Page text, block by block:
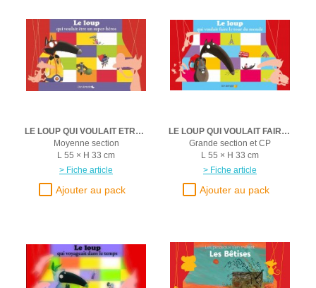
LE LOUP QUI VOULAIT ETRE UN SUPER HEROS
Moyenne section
L 55 × H 33 cm
> Fiche article
LE LOUP QUI VOULAIT FAIRE LE TOUR DU MONDE
Grande section et CP
L 55 × H 33 cm
> Fiche article